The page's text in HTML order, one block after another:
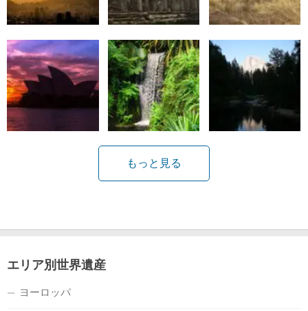
もっと見る
エリア別世界遺産
ヨーロッパ